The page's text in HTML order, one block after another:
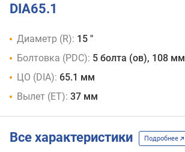
DIA65.1
Диаметр (R): 15 "
Болтовка (PDC): 5 болта (ов), 108 мм
ЦО (DIA): 65.1 мм
Вылет (ET): 37 мм
Все характеристики Подробнее